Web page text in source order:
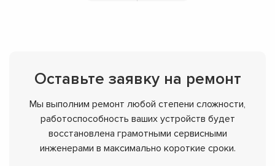
Оставьте заявку на ремонт
Мы выполним ремонт любой степени сложности,
работоспособность ваших устройств будет
восстановлена грамотными сервисными
инженерами в максимально короткие сроки.